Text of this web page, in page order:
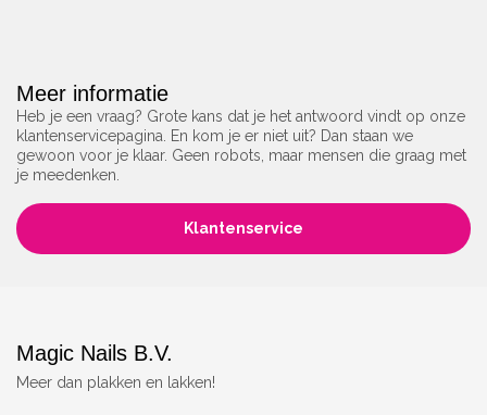
Meer informatie
Heb je een vraag? Grote kans dat je het antwoord vindt op onze
klantenservicepagina. En kom je er niet uit? Dan staan we
gewoon voor je klaar. Geen robots, maar mensen die graag met
je meedenken.
Klantenservice
Magic Nails B.V.
Meer dan plakken en lakken!